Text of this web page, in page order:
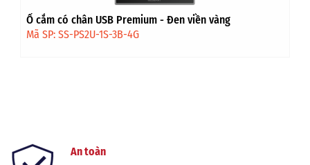
Ổ cắm có chân USB Premium - Đen viền vàng
Mã SP: SS-PS2U-1S-3B-4G
An toàn